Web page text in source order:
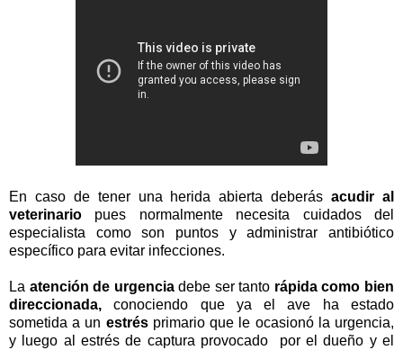
En caso de tener una herida abierta deberás acudir al
veterinario pues normalmente necesita cuidados del
especialista como son puntos y administrar antibiótico
específico para evitar infecciones.
La atención de urgenciadebe ser tanto rápida como bien
direccionada, conociendo que ya el ave ha estado
sometida a un estrés primario que le ocasionó la urgencia,
y luego al estrés de captura provocado por el dueño y el